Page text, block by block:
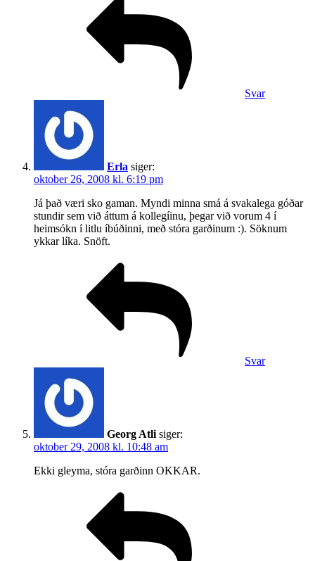
Svar
Erla siger:
oktober 26, 2008 kl. 6:19 pm
Já það væri sko gaman. Myndi minna smá á svakalega góðar
stundir sem við áttum á kollegíinu, þegar við vorum 4 í
heimsókn í litlu íbúðinni, með stóra garðinum :). Söknum
ykkar líka. Snöft.
Svar
Georg Atli siger:
oktober 29, 2008 kl. 10:48 am
Ekki gleyma, stóra garðinn OKKAR.